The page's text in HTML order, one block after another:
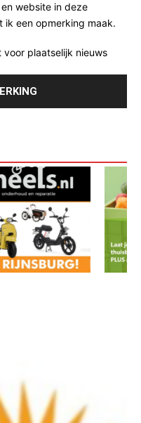
website in deze
ik een opmerking maak.
voor plaatselijk nieuws